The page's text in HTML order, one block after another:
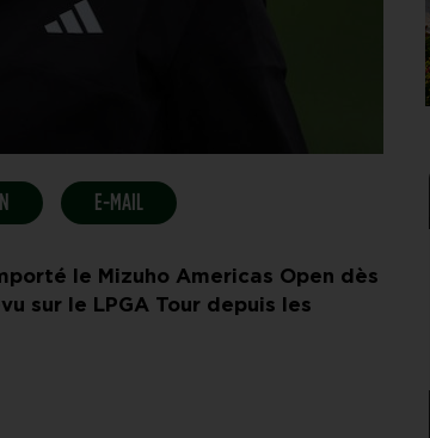
E-MAIL
le Mizuho Americas Open dès
sur le LPGA Tour depuis les